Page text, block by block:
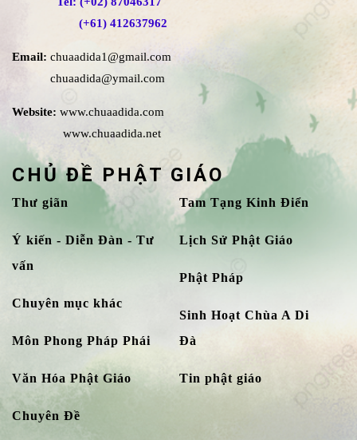
(+61) 412637962
Email: chuaadida1@gmail.com
chuaadida@ymail.com
Website: www.chuaadida.com
www.chuaadida.net
CHỦ ĐỀ PHẬT GIÁO
Thư giãn
Ý kiến - Diễn Đàn - Tư
vấn
Chuyên mục khác
Môn Phong Pháp Phái
Văn Hóa Phật Giáo
Chuyên Đề
Tam Tạng Kinh Điển
Lịch Sử Phật Giáo
Phật Pháp
Sinh Hoạt Chùa A Di
Đà
Tin phật giáo